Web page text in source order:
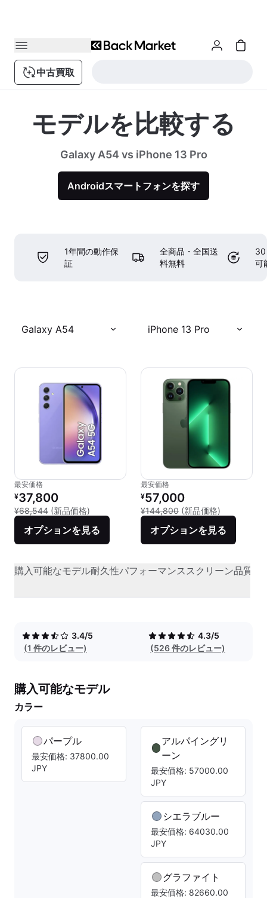
中古買取
モデルを比較する
Galaxy A54 vs iPhone 13 Pro
Androidスマートフォンを探す
1年間の動作保
証
全商品・全国送
料無料
30
可
Galaxy A54 iPhone 13 Pro
最安価格
リファービッシュ品の価格：
¥37,800
¥68,544 (新品価格) 新品との比較：¥68,544
オプションを見る
最安価格
リファービッシュ品の価格：
¥57,000
¥144,800 (新品価格)
オプションを見る
購入可能なモデル耐久性パフォーマンススクリーン品質
3.4/5
(1 件のレビュー)
4.3/5
(526 件のレビュー)
購入可能なモデル
カラー
パープル
最安価格: 37800.00
JPY
アルパイングリ
ーン
最安価格: 57000.00
JPY
シエラブルー
最安価格: 64030.00
JPY
グラファイト
最安価格: 82660.00